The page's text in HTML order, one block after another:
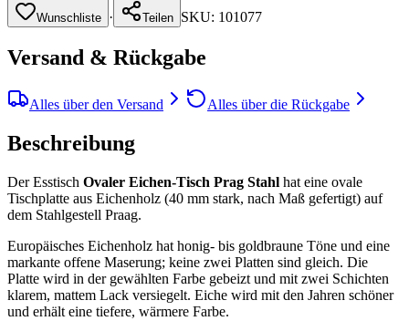
Wunschliste · Teilen SKU: 101077
Versand & Rückgabe
Alles über den Versand Alles über die Rückgabe
Beschreibung
Der Esstisch Ovaler Eichen-Tisch Prag Stahl hat eine ovale
Tischplatte aus Eichenholz (40 mm stark, nach Maß gefertigt) auf
dem Stahlgestell Praag.
Europäisches Eichenholz hat honig- bis goldbraune Töne und eine
markante offene Maserung; keine zwei Platten sind gleich. Die
Platte wird in der gewählten Farbe gebeizt und mit zwei Schichten
klarem, mattem Lack versiegelt. Eiche wird mit den Jahren schöner
und erhält eine tiefere, wärmere Farbe.